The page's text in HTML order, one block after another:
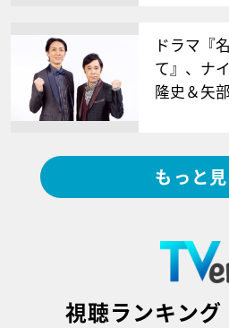
ドラマ『
て』、ナ
隆史＆矢
もっと
視聴ランキング